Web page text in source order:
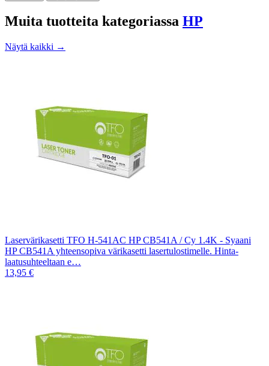
Muita tuotteita kategoriassa HP
Näytä kaikki →
Laservärikasetti TFO H-541AC HP CB541A / Cy 1.4K - Syaani
HP CB541A yhteensopiva värikasetti lasertulostimelle. Hinta-
laatusuhteeltaan e…
13,95 €